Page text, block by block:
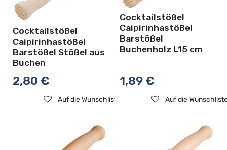
Cocktailstößel
Caipirinhastößel
Barstößel Stößel aus
Buchen
2,80 €
Auf die Wunschliste
Cocktailstößel
Caipirinhastößel
Barstößel
Buchenholz L15 cm
1,89€
Auf die